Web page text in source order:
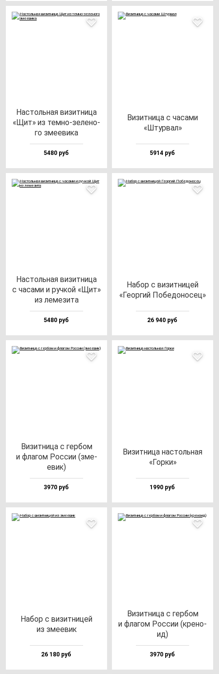
Нас­толь­ная ви­зит­ни­ца
«Щит» из тем­но-зе­ле­но­
го зме­еви­ка
5480 руб
Визит­ни­ца с ча­са­ми
«Штур­вал»
5914 руб
Нас­толь­ная ви­зит­ни­ца
с ча­са­ми и руч­кой «Щит»
из ле­ме­зи­та
5480 руб
Набор с ви­зит­ни­цей
«Геор­гий Побе­до­но­сец»
26 940 руб
Визит­ни­ца с гер­бом
и фла­гом Рос­сии (зме­
евик)
3970 руб
Визит­ни­ца нас­толь­ная
«Гор­ки»
1990 руб
Набор с ви­зит­ни­цей
из зме­евик
26 180 руб
Визит­ни­ца с гер­бом
и фла­гом Рос­сии (кре­но­
ид)
3970 руб